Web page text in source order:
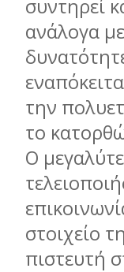
συντηρεί
ανάλογα
την
το
Ο
στοιχείο
πιστευτή